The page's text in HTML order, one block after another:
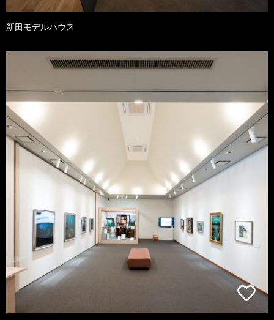
新田モデルハウス